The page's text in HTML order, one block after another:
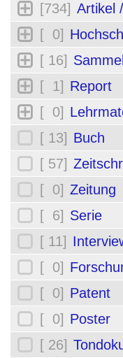
[734] Artikel
[ 0]
[ 16]
[ 1] Report
[ 0]
[ 13] Buch
[ 57]
[ 0] Zeitung
[ 6] Serie
[ 11]
[ 0]
[ 0] Patent
[ 0] Poster
[ 26]